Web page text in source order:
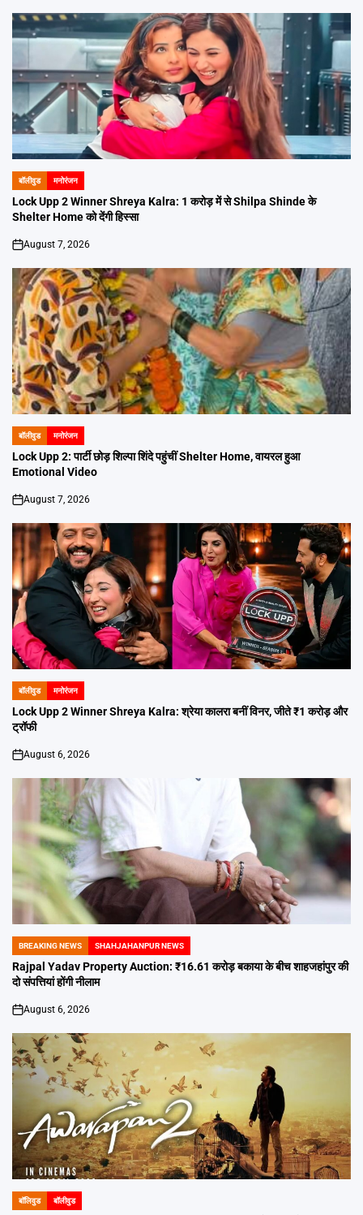
POSTED
IN
बॉलीवुड मनोरंजन
Lock Upp 2 Winner Shreya Kalra: 1 करोड़ में से Shilpa Shinde के
Shelter Home को देंगी हिस्सा
on
August 7, 2026
POSTED
IN
बॉलीवुड मनोरंजन
Lock Upp 2: पार्टी छोड़ शिल्पा शिंदे पहुंचीं Shelter Home, वायरल हुआ
Emotional Video
on
August 7, 2026
POSTED
IN
बॉलीवुड मनोरंजन
Lock Upp 2 Winner Shreya Kalra: श्रेया कालरा बनीं विनर, जीते ₹1 करोड़ और
ट्रॉफी
on
August 6, 2026
POSTED
IN
BREAKING NEWS SHAHJAHANPUR NEWS
Rajpal Yadav Property Auction: ₹16.61 करोड़ बकाया के बीच शाहजहांपुर की
दो संपत्तियां होंगी नीलाम
on
August 6, 2026
POSTED
बॉलिवुड बॉलीवुड